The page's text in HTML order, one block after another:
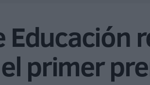
Educación
primer